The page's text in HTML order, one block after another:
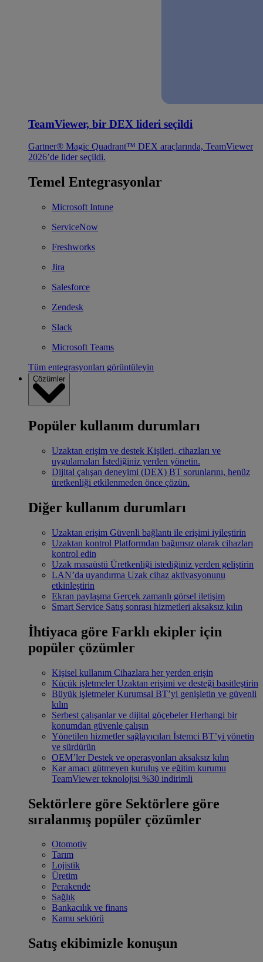
TeamViewer, bir DEX lideri seçildi
Gartner® Magic Quadrant™ DEX araçlarında, TeamViewer
2026’de lider seçildi.
Temel Entegrasyonlar
Microsoft Intune
ServiceNow
Freshworks
Jira
Salesforce
Zendesk
Slack
Microsoft Teams
Tüm entegrasyonları görüntüleyin
Çözümler
Popüler kullanım durumları
Uzaktan erişim ve destek Kişileri, cihazları ve
uygulamaları İstediğiniz yerden yönetin.
Dijital çalışan deneyimi (DEX) BT sorunlarını, henüz
üretkenliği etkilenmeden önce çözün.
Diğer kullanım durumları
Uzaktan erişim Güvenli bağlantı ile erişimi iyileştirin
Uzaktan kontrol Platformdan bağımsız olarak cihazları
kontrol edin
Uzak masaüstü Üretkenliği istediğiniz yerden geliştirin
LAN’da uyandırma Uzak cihaz aktivasyonunu
etkinleştirin
Ekran paylaşma Gerçek zamanlı görsel iletişim
Smart Service Satış sonrası hizmetleri aksaksız kılın
İhtiyaca göre Farklı ekipler için
popüler çözümler
Kişisel kullanım Cihazlara her yerden erişin
Küçük işletmeler Uzaktan erişimi ve desteği basitleştirin
Büyük işletmeler Kurumsal BT’yi genişletin ve güvenli
kılın
Serbest çalışanlar ve dijital göçebeler Herhangi bir
konumdan güvenle çalışın
Yönetilen hizmetler sağlayıcıları İstemci BT’yi yönetin
ve sürdürün
OEM’ler Destek ve operasyonları aksaksız kılın
Kar amacı gütmeyen kuruluş ve eğitim kurumu
TeamViewer teknolojisi %30 indirimli
Sektörlere göre Sektörlere göre
sıralanmış popüler çözümler
Otomotiv
Tarım
Lojistik
Üretim
Perakende
Sağlık
Bankacılık ve finans
Kamu sektörü
Satış ekibimizle konuşun